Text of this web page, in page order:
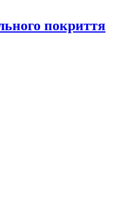
покриття